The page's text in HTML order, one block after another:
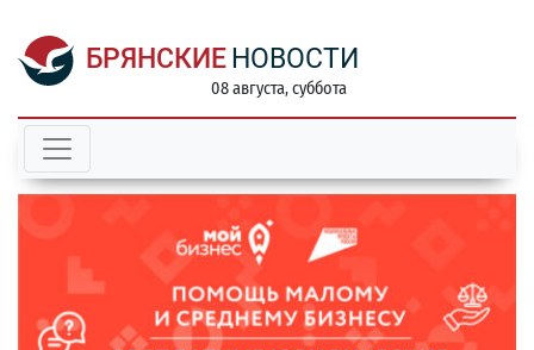
БРЯНСКИЕ НОВОСТИ
08 августа, суббота